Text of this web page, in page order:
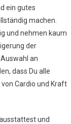
ein gutes
machen.
und nehmen kaum
der
an
dass Du alle
Cardio und Kraft
und